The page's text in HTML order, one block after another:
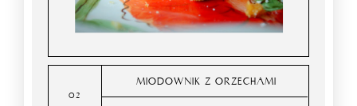
MIODOWNIK Z ORZECHAMI